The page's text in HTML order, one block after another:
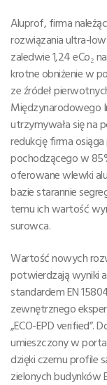
Aluprof, firma
rozwiązania ultra-
zaledwie 1,24 eCo₂
krotne obniżenie w
ze źródeł
Międzynarodowego
utrzymywała się na
redukcję firma
pochodzącego w
oferowane wlewki
bazie starannie
temu ich wartość
surowca.
Wartość nowych
potwierdzają wyniki
standardem EN
zewnętrznego
„ECO-EPD
umieszczony w
dzięki czemu profile
zielonych budynków